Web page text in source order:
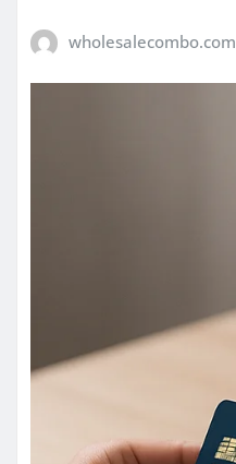
wholesalecombo.com